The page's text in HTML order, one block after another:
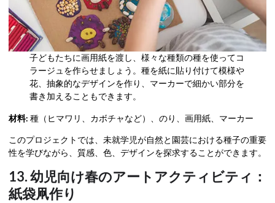
子どもたちに画用紙を渡し、様々な種類の種を使ってコ
ラージュを作らせましょう。種を紙に貼り付けて模様や
花、抽象的なデザインを作り、マーカーで細かい部分を
書き加えることもできます。
材料: 種（ヒマワリ、カボチャなど）、のり、画用紙、マーカー
このプロジェクトでは、未就学児が自然と園芸における種子の重要
性を学びながら、質感、色、デザインを探求することができます。
13. 幼児向け春のアートアクティビティ：
紙袋凧作り